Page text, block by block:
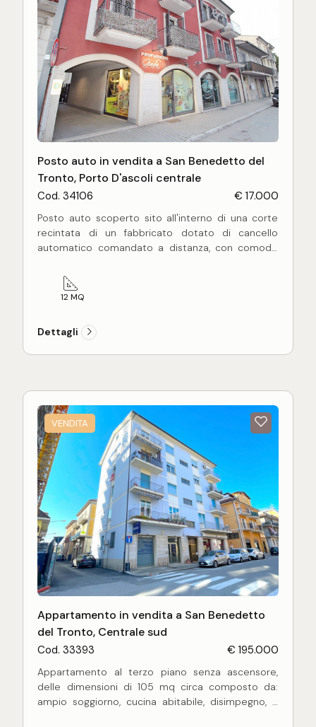
Posto auto in vendita a San Benedetto del
Tronto, Porto D'ascoli centrale
Cod. 34106 € 17.000
Posto auto scoperto sito all'interno di una corte
recintata di un fabbricato dotato di cancello
automatico comandato a distanza, con comodo
auto di qualsiasi dimensioni, ubicato in zona
centrale con scarsità di parcheggi pubblici.
12 MQ
Dettagli
VENDITA
Appartamento in vendita a San Benedetto
del Tronto, Centrale sud
Cod. 33393 € 195.000
Appartamento al terzo piano senza ascensore,
delle dimensioni di 105 mq circa composto da:
ampio soggiorno, cucina abitabile, disimpegno, 2